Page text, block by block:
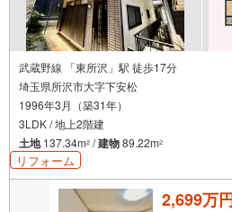
武蔵野線 「東所沢」駅 徒歩17分
埼玉県所沢市大字下安松
1996年3月（築31年）
3LDK / 地上2階建
土地137.34m2 /建物89.22m2
リフォーム
2,699万